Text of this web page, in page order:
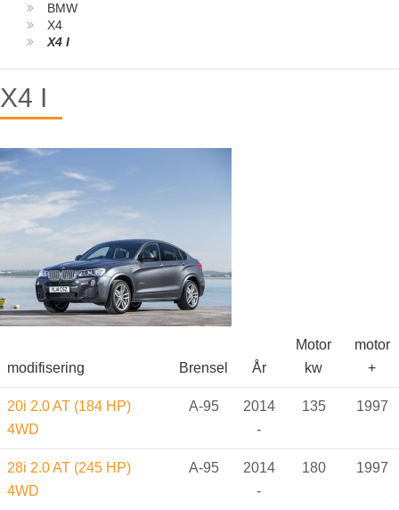
BMW
X4
X4 I
X4 I
modifisering Brensel År
Motor
kw
motor
+
20i 2.0 AT (184 HP)
4WD
A-95
2014
-
135 1997
28i 2.0 AT (245 HP)
4WD
A-95
2014
-
180 1997